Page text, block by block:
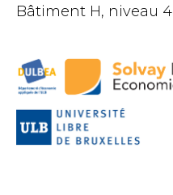
Bâtiment H, niveau 4